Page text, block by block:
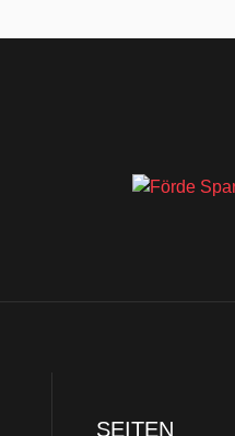
SEITEN